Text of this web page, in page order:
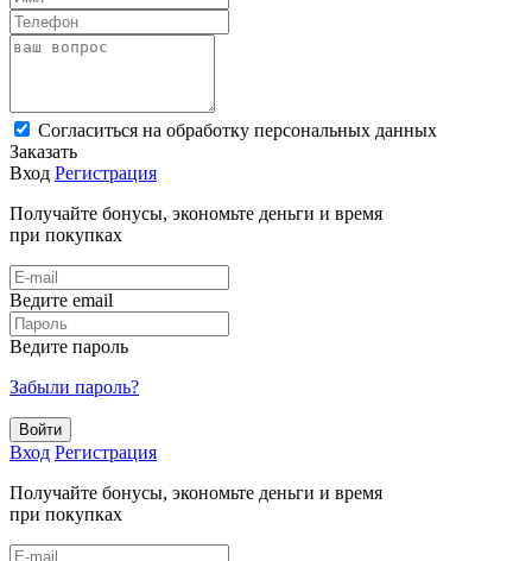
Cогласиться на обработку персональных данных
Заказать
Вход Регистрация
Получайте бонусы, экономьте деньги и время
при покупках
Ведите email
Ведите пароль
Забыли пароль?
Войти
Вход Регистрация
Получайте бонусы, экономьте деньги и время
при покупках